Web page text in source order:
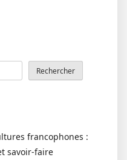
Rechercher
francophones :
savoir-faire